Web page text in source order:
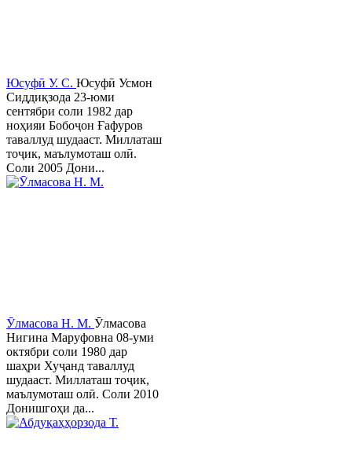
Юсуфӣ У. C. Юсуфӣ Усмон
Сиддиқзода 23-юми
сентябри соли 1982 дар
ноҳияи Бобоҷон Ғафуров
таваллуд шудааст. Миллаташ
тоҷик, маълумоташ олӣ.
Соли 2005 Дони...
Ӯлмасова Н. М. Ӯлмасова
Нигина Маруфовна 08-уми
октябри соли 1980 дар
шаҳри Хуҷанд таваллуд
шудааст. Миллаташ тоҷик,
маълумоташ олӣ. Соли 2010
Донишгоҳи да...